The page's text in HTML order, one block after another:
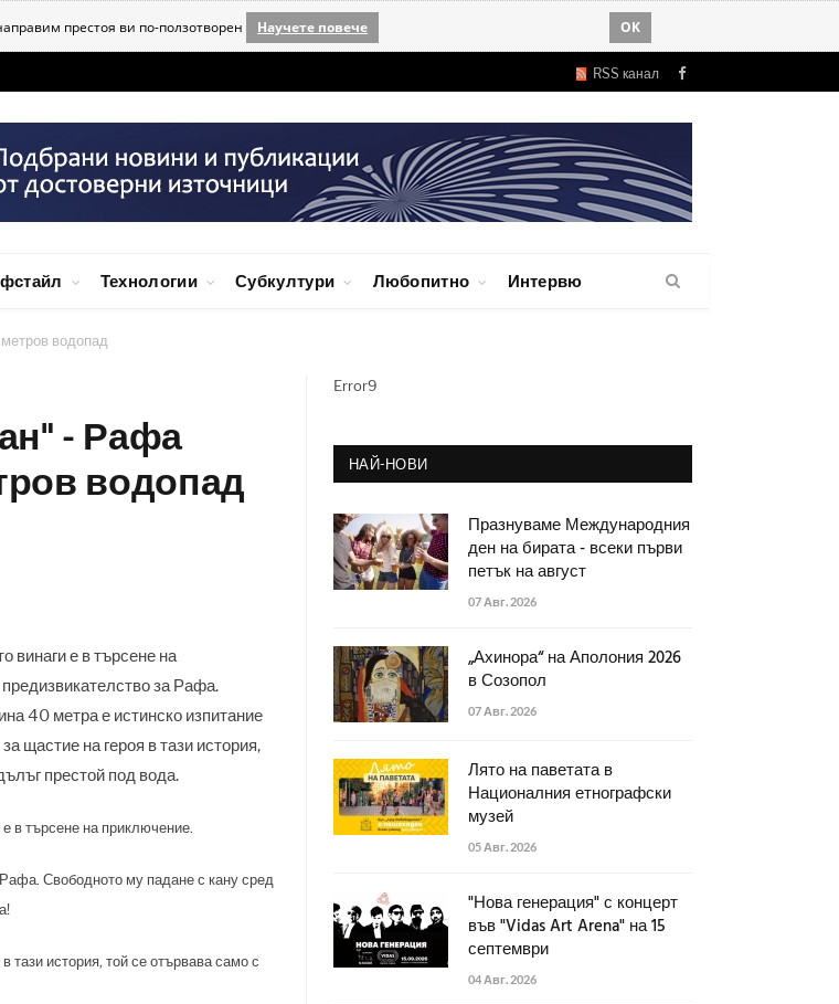
престоя ви по-ползотворен Научете повече OK
RSS канал Facebook
Технологии Субкултури Любопитно Интервю
водопад
- Рафа
водопад
винаги е в търсене на
за Рафа.
40 метра е истинско изпитание
щастие на героя в тази история,
престой под вода.
в търсене на приключение.
Свободното му падане с кану сред
тази история, той се отървава само с
Error9
НАЙ-НОВИ
Празнуваме Международния
ден на бирата - всеки първи
петък на август
07 Авг. 2026
„Ахинора“ на Аполония 2026
в Созопол
07 Авг. 2026
Лято на паветата в
Националния етнографски
музей
05 Авг. 2026
"Нова генерация" с концерт
във "Vidas Art Arena" на 15
септември
04 Авг. 2026